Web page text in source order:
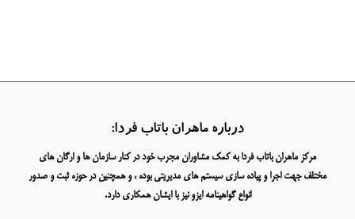
درباره ماهران باتاب فردا:
مرکز ماهران باتاب فردا به کمک مشاوران مجرب خود در کنار سازمان ها و ارگان های
مختلف جهت اجرا و پیاده سازی سیستم های مدیریتی بوده ، و همچنین در حوزه ثبت و صدور
انواع گواهینامه ایزو نیز با ایشان همکاری دارد.